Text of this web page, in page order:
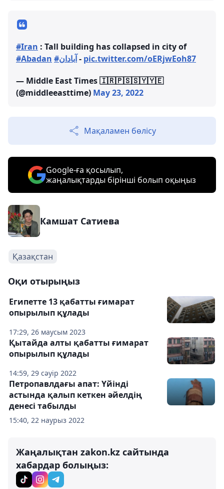
#Iran : Tall building has collapsed in city of
#Abadan
#آبادان- pic.twitter.com/oERjwEoh87
— Middle East Times 🇮🇷🇵🇸🇸🇾🇾🇪
(@middleeasttime) May 23, 2022
Мақаламен бөлісу
Google-ға қосылып,
жаңалықтарды бірінші болып оқыңыз
Камшат Сатиева
Қазақстан
Оқи отырыңыз
17:29, 26 маусым 2023
Египетте 13 қабатты ғимарат
опырылып құлады
14:59, 29 сәуір 2022
Қытайда алты қабатты ғимарат
опырылып құлады
15:40, 22 наурыз 2022
Петропавлдағы апат: Үйінді
астында қалып кеткен әйелдің
денесі табылды
Жаңалықтан zakon.kz сайтында
хабардар болыңыз: